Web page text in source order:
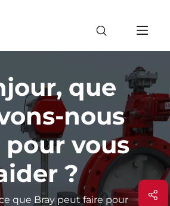
que
nous
vous
?
que Bray peut faire pour